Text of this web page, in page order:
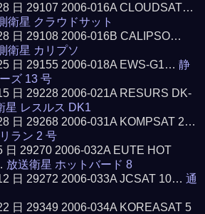
日 29107 2006-016A CLOUDSAT…
衛星 クラウドサット
日 29108 2006-016B CALIPSO…
衛星 カリプソ
日 29155 2006-018A EWS-G1…静
ズ 13 号
日 29228 2006-021A RESURS DK-
星 レスルス DK1
日 29268 2006-031A KOMPSAT 2…
ラン 2 号
日 29270 2006-032A EUTE HOT
放送衛星 ホットバード 8
日 29272 2006-033A JCSAT 10…通
日 29349 2006-034A KOREASAT 5